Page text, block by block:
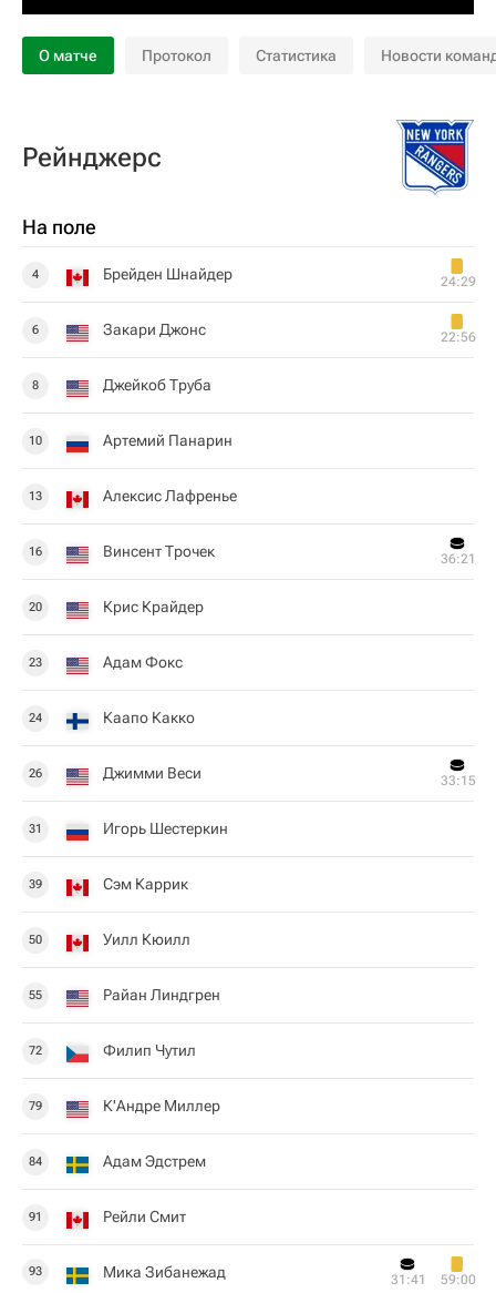
О матче Протокол Статистика Новости
Рейнджерс
На поле
4 Брейден Шнайдер 24:29
6 Закари Джонс 22:56
8 Джейкоб Труба
10 Артемий Панарин
13 Алексис Лафренье
16 Винсент Трочек 36:21
20 Крис Крайдер
23 Адам Фокс
24 Каапо Какко
26 Джимми Веси 33:15
31 Игорь Шестеркин
39 Сэм Каррик
50 Уилл Кюилл
55 Райан Линдгрен
72 Филип Чутил
79 К'Андре Миллер
84 Адам Эдстрем
91 Рейли Смит
93 Мика Зибанежад 31:41 59:00